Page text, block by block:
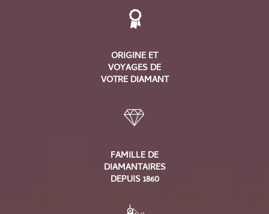
ORIGINE ET
VOYAGES DE
VOTRE DIAMANT
FAMILLE DE
DIAMANTAIRES
DEPUIS 1860